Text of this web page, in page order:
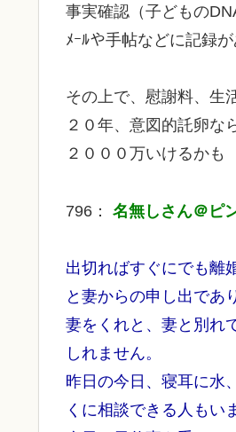
事実確認（子どもの
ﾒｰﾙや手帖などに記録
その上で、慰謝料、生
２０年、意図的託卵な
２０００万いけるかも
796： 名無しさん＠ピ
出切ればすぐにでも離
と妻からの申し出であ
妻をくれと、妻と別れ
しれません。
昨日の今日、寝耳に水
くに相談できる人もい